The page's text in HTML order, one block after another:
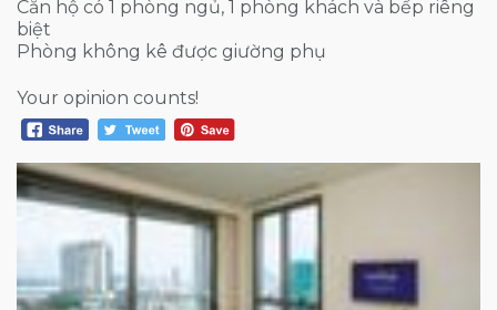
Căn hộ có 1 phòng ngủ, 1 phòng khách và bếp riêng
biệt
Phòng không kê được giường phụ
Your opinion counts!